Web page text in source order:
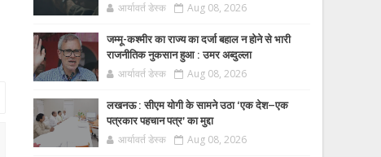
आर्यावर्त डेस्क Aug 08, 2026
जम्मू-कश्मीर का राज्य का दर्जा बहाल न होने से भारी
राजनीतिक नुकसान हुआ : उमर अब्दुल्ला
आर्यावर्त डेस्क Aug 08, 2026
लखनऊ : सीएम योगी के सामने उठा ‘एक देश–एक
पत्रकार पहचान पत्र’ का मुद्दा
आर्यावर्त डेस्क Aug 08, 2026